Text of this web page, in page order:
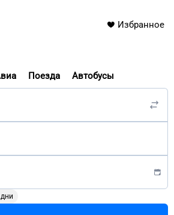
Избранное
Поезда Автобусы
дни